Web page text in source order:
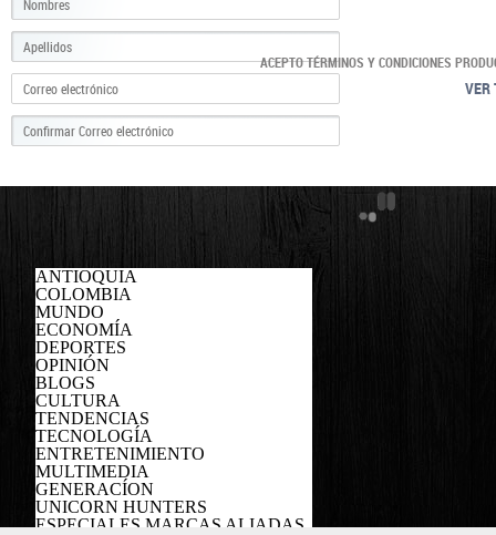
ACEPTO TÉRMINOS Y CONDICIONES
VER
ANTIOQUIA
COLOMBIA
MUNDO
ECONOMÍA
DEPORTES
OPINIÓN
BLOGS
CULTURA
TENDENCIAS
TECNOLOGÍA
ENTRETENIMIENTO
MULTIMEDIA
GENERACÍON
UNICORN HUNTERS
ESPECIALES MARCAS ALIADAS